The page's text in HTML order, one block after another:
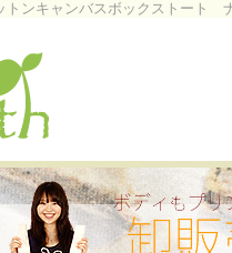
トンキャンバスボックストート